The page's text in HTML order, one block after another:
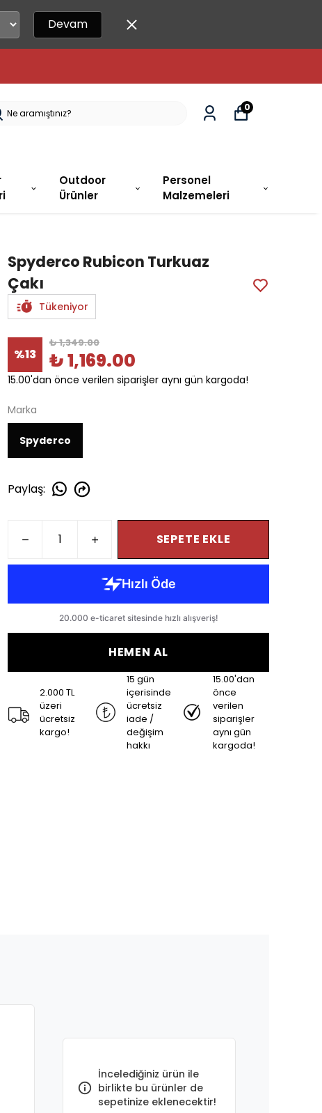
Devam
Outdoor
Ürünler
Personel
Malzemeleri
0
Spyderco Rubicon Turkuaz
Çakı
Tükeniyor
%13
₺ 1,349.00
₺ 1,169.00
15.00'dan önce verilen siparişler aynı gün kargoda!
Marka
Spyderco
Paylaş:
SEPETE EKLE
HEMEN AL
2.000 TL
üzeri
ücretsiz
kargo!
15 gün
içerisinde
ücretsiz
iade /
değişim
hakkı
15.00'dan
önce
verilen
siparişler
aynı gün
kargoda!
İncelediğiniz ürün ile
birlikte bu ürünler de
sepetinize eklenecektir!